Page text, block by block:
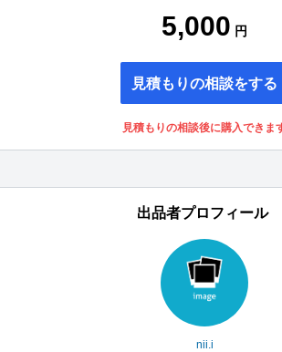
5,000 円
見積もりの相談をする
見積もりの相談後に購入できま
出品者プロフィール
nii.i